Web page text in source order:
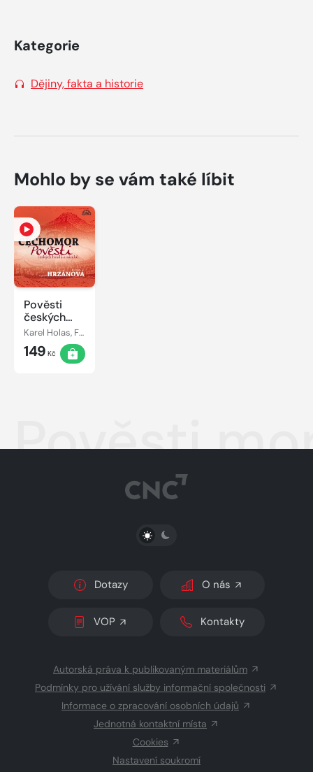
Kategorie
Dějiny, fakta a historie
Mohlo by se vám také líbit
Pověsti
českých
hradů a
zámků
Karel Holas, František Černý
149 Kč
Pověsti
PŘEPNOUT SVĚTLÝ/TMAVÝ REŽIM
Dotazy O nás
VOP Kontakty
Autorská práva k publikovaným materiálům
Podmínky pro užívání služby informační společnosti
Informace o zpracování osobních údajů
Jednotná kontaktní místa
Cookies
Nastavení soukromí